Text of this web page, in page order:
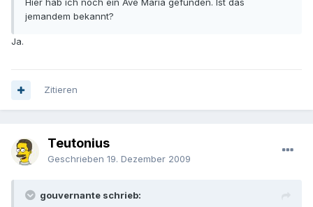
Hier hab ich noch ein Ave Maria gefunden. Ist das
jemandem bekannt?
Ja.
Zitieren
Teutonius
Geschrieben 19. Dezember 2009
gouvernante schrieb: